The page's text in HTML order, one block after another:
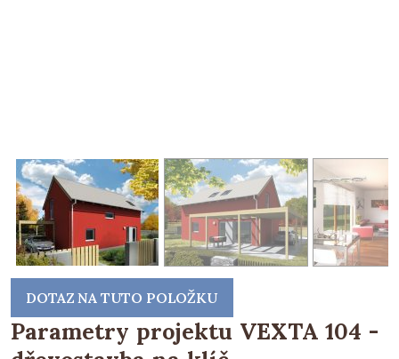
DOTAZ NA TUTO POLOŽKU
Parametry projektu VEXTA 104 -